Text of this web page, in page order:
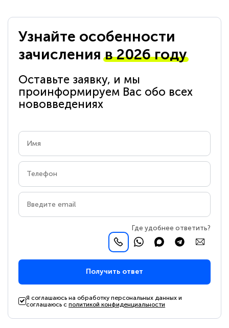
Узнайте особенности
зачисленияв 2026 году
Оставьте заявку, и мы
проинформируем Вас обо всех
нововведениях
Где удобнее ответить?
Получить ответ
Я соглашаюсь на обработку персональных данных и
соглашаюсь сполитикой конфиденциальности